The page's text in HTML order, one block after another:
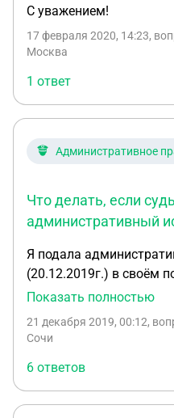
С уважением!
17 февраля 2020, 14:23,
Москва
1 ответ
Административное
Что делать, если
административный
Я подала
(20.12.2019г.) в своём
обнаружила письмо с
предлагают устранить
иск должен быть
части 1 ст.125 КАС и
мною не были
Показать полностью
21 декабря 2019, 00:12,
Сочи
6 ответов